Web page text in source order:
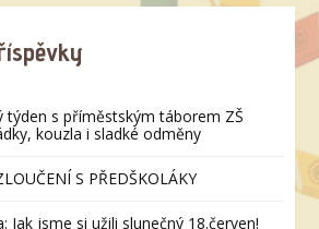
týden s příměstským táborem ZŠ
kouzla i sladké odměny
S PŘEDŠKOLÁKY
Jak jsme si užili slunečný 18.červen!